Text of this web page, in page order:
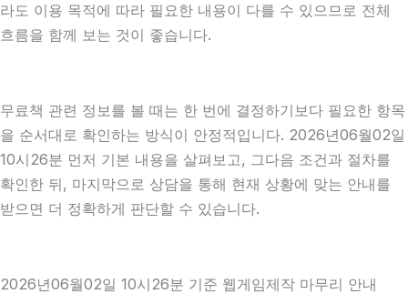
라도 이용 목적에 따라 필요한 내용이 다를 수 있으므로 전체
흐름을 함께 보는 것이 좋습니다.
무료책 관련 정보를 볼 때는 한 번에 결정하기보다 필요한 항목
을 순서대로 확인하는 방식이 안정적입니다. 2026년06월02일
10시26분 먼저 기본 내용을 살펴보고, 그다음 조건과 절차를
확인한 뒤, 마지막으로 상담을 통해 현재 상황에 맞는 안내를
받으면 더 정확하게 판단할 수 있습니다.
2026년06월02일 10시26분 기준 웹게임제작 마무리 안내